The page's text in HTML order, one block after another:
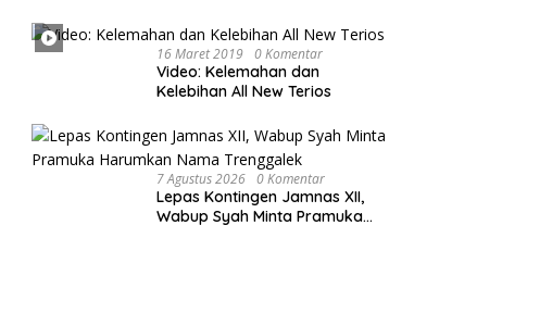
16 Maret 2019 0 Komentar
Video: Kelemahan dan
Kelebihan All New Terios
7 Agustus 2026 0 Komentar
Lepas Kontingen Jamnas XII,
Wabup Syah Minta Pramuka